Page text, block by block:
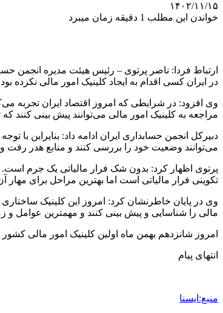
۱۴۰۲/۱۱/۱۵
خواندن این مطلب 1 دقیقه زمان میبرد
ارتباط فردا: ناصر پرتوی – رئیس هیئت مدیره انجمن
در ایران کسی اقدام به ایجاد کلینیک امور مالی نکرده
وی افزود: در شرایطی که امروز اقتصاد ایران تجربه
مراجعه به کلینیک امور مالی می‌توانند پیش بینی
دبیرکل انجمن حسابداری ایران ادامه داد: بنایراین
می‌توانند وضعیت خود را بررسی کنند و منابع هدر
پرتوی اظهار کرد: بدون شک فرار مالیاتی یک جرم است.
تکوینی فرار مالیاتی است اما بهترین مراحل برای مهار
وی در پایان خاطرنشان کرد: امروز این کلینیک
مالی را شناسایی و پیش بینی کنند و مهمترین عوامل و
امروز شانزدهم بهمن ماه اولین کلینیک امور مالی
انتهای پیام
منبع:ایسنا